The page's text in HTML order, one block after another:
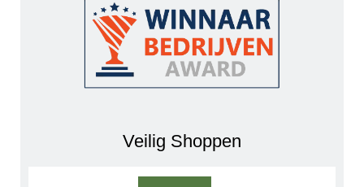
Veilig Shoppen